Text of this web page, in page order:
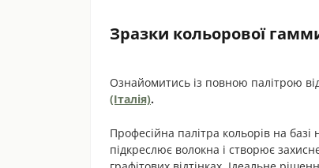
Зразки кольорової
Ознайомитись із повною палітрою
(Італія).
Професійна палітра кольорів на
підкреслює волокна і створює